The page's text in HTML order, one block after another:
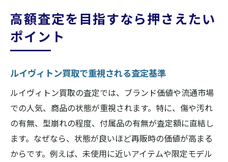
高額査定を目指すなら押さえたい
ポイント
ルイヴィトン買取で重視される査定基準
ルイヴィトン買取の査定では、ブランド価値や流通市場
での人気、商品の状態が重視されます。特に、傷や汚れ
の有無、型崩れの程度、付属品の有無が査定額に直結し
ます。なぜなら、状態が良いほど再販時の価値が高まる
からです。例えば、未使用に近いアイテムや限定モデル